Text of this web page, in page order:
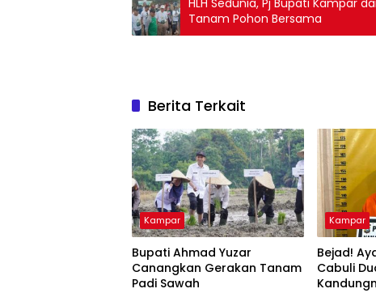
Tanam Pohon Bersama
Berita Terkait
Kampar
Bupati Ahmad Yuzar
Canangkan Gerakan Tanam
Padi Sawah
Kampar
Bejad!
Cabuli